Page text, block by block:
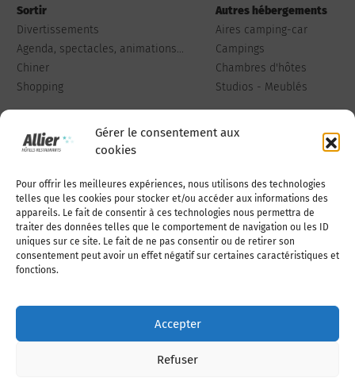
Gérer le consentement aux
cookies
Pour offrir les meilleures expériences, nous utilisons des technologies
telles que les cookies pour stocker et/ou accéder aux informations des
appareils. Le fait de consentir à ces technologies nous permettra de
traiter des données telles que le comportement de navigation ou les ID
uniques sur ce site. Le fait de ne pas consentir ou de retirer son
consentement peut avoir un effet négatif sur certaines caractéristiques et
fonctions.
Accepter
Refuser
Sortir
Divertissements
Agenda, spectacles, animations...
Chiner
Shopping
Autres hébergements
Aires camping-car
Campings
Chambres d'hôtes
Studios - Meublés
Qui sommes-nous Publiez votre annonce
Adhérer à l’association Nous contacter
Politique de cookies (UE)